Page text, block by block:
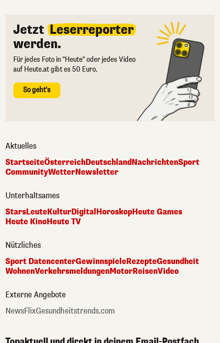
Jetzt Leserreporter
werden.
Für jedes Foto in "Heute" oder jedes Video
auf Heute.at gibt es 50 Euro.
So geht's
Aktuelles
StartseiteÖsterreichDeutschlandNachrichtenSport
CommunityWetterNewsletter
Unterhaltsames
StarsLeuteKulturDigitalHoroskopHeute Games
Heute KinoHeute TV
Nützliches
Sport DatencenterGewinnspieleRezepteGesundheit
WohnenVerkehrsmeldungenMotorReisenVideo
Externe Angebote
NewsFlixGesundheitstrends.com